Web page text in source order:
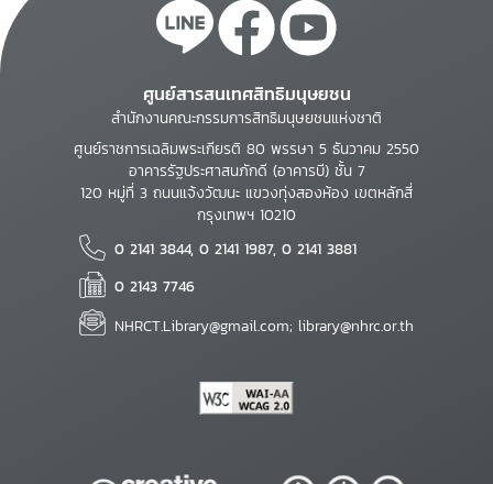
ศูนย์สารสนเทศสิทธิมนุษยชน
สำนักงานคณะกรรมการสิทธิมนุษยชนแห่งชาติ
ศูนย์ราชการเฉลิมพระเกียรติ 80 พรรษา 5 ธันวาคม 2550
อาคารรัฐประศาสนภักดี (อาคารบี) ชั้น 7
120 หมู่ที่ 3 ถนนแจ้งวัฒนะ แขวงทุ่งสองห้อง เขตหลักสี่
กรุงเทพฯ 10210
0 2141 3844, 0 2141 1987, 0 2141 3881
0 2143 7746
NHRCT.Library@gmail.com; library@nhrc.or.th